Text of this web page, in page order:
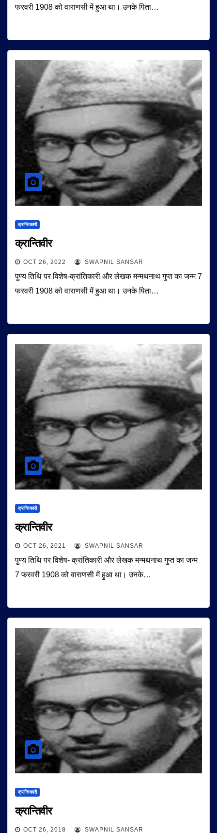
फरवरी 1908 को वाराणसी में हुआ था। उनके पिता…
क्रान्तिकारी
क्रान्तिवीर
OCT 26, 2022 SWAPNIL SANSAR
पुण्य तिथि पर विशेष-क्रांतिकारी और लेखक मन्मथनाथ गुप्त का जन्म 7
फरवरी 1908 को वाराणसी में हुआ था। उनके पिता…
क्रान्तिकारी
क्रान्तिवीर
OCT 26, 2021 SWAPNIL SANSAR
पुण्य तिथि पर विशेष- क्रांतिकारी और लेखक मन्मथनाथ गुप्त का जन्म
7 फरवरी 1908 को वाराणसी में हुआ था। उनके…
क्रान्तिकारी
क्रान्तिवीर
OCT 26, 2018 SWAPNIL SANSAR